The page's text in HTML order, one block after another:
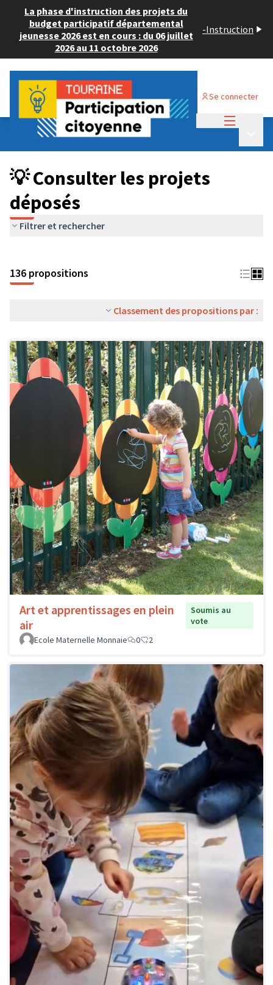
La phase d'instruction des projets du
budget participatif départemental
jeunesse 2026 est en cours : du 06 juillet
2026 au 11 octobre 2026
-Instruction
Se connecter
Budget Participatif JEUNESSE 2024
💡 Consulter les projets déposés
💡 Consulter les projets
déposés
Filtrer et rechercher
136 propositions
Classement des propositions par :
Art et apprentissages en plein
air
Soumis au
vote
Ecole Maternelle Monnaie
0 2